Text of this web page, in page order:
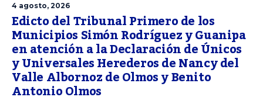
4 agosto, 2026
Edicto del Tribunal Primero de los
Municipios Simón Rodríguez y Guanipa
en atención a la Declaración de Únicos
y Universales Herederos de Nancy del
Valle Albornoz de Olmos y Benito
Antonio Olmos